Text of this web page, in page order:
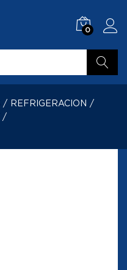
0
/ REFRIGERACION /
/